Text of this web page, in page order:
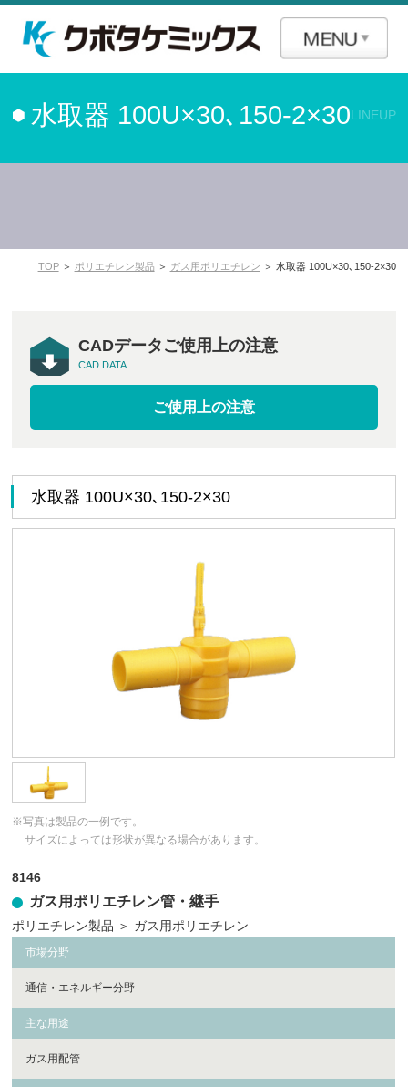
水取器 100U×30､150-2×30LINEUP
TOP＞ ポリエチレン製品 ＞ ガス用ポリエチレン ＞ 水取器 100U×30､150-2×30
CADデータご使用上の注意
CAD DATA
ご使用上の注意
水取器 100U×30､150-2×30
※写真は製品の一例です。
サイズによっては形状が異なる場合があります。
8146
ガス用ポリエチレン管・継手
ポリエチレン製品 ＞ ガス用ポリエチレン
市場分野
通信・エネルギー分野
主な用途
ガス用配管